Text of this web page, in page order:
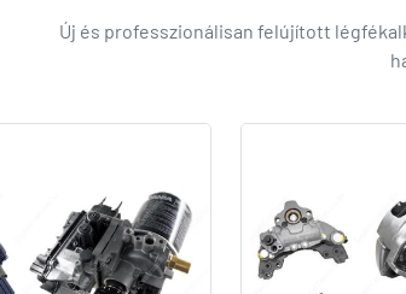
Új és professzionálisan felújított